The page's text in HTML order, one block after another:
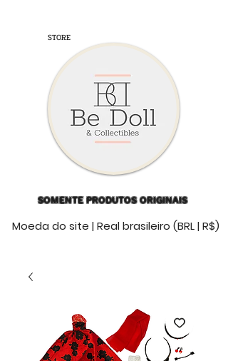
STORE
SOMENTE PRODUTOS ORIGINAIS
Moeda do site | Real brasileiro (BRL | R$)